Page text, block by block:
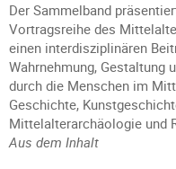
Der Sammelband
Vortragsreihe des
einen interdisziplinären
Wahrnehmung, Gestaltung
durch die Menschen im
Geschichte,
Mittelalterarchäologie und
Aus dem Inhalt